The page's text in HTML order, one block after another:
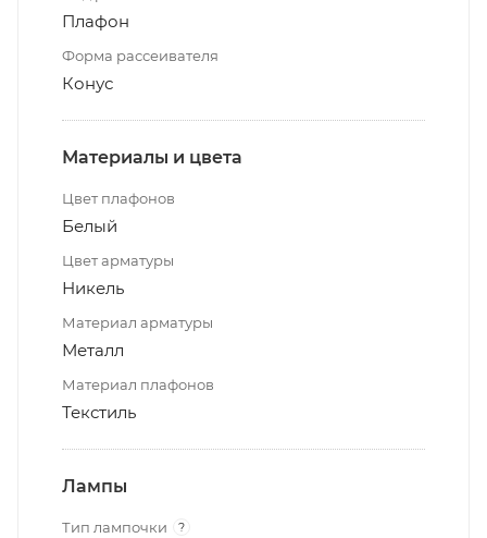
Плафон
Форма рассеивателя
Конус
Материалы и цвета
Цвет плафонов
Белый
Цвет арматуры
Никель
Материал арматуры
Металл
Материал плафонов
Текстиль
Лампы
Тип лампочки ?